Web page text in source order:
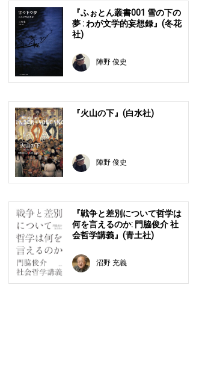
『ふぉとん叢書001 雪の下の
夢 : わが文学的妄想録』(冬花
社)
陣野 俊史
『火山の下』(白水社)
陣野 俊史
『戦争と差別について哲学は
何を言えるのか: 門脇俊介 社
会哲学講義』(青土社)
沼野 充義